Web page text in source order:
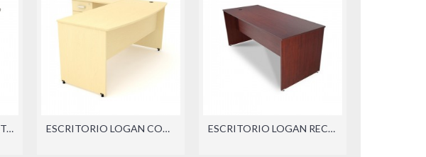
ESCRITORIO DELTA RECTO ESCRITORIO LOGAN CON LATERAL (DER./IZQ.) ESCRITORIO LOGAN RECTO